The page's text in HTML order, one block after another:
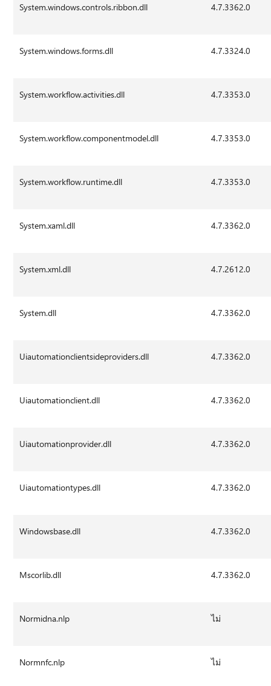
System.windows.controls.ribbon.dll 4.7.3362.0
System.windows.forms.dll 4.7.3324.0
System.workflow.activities.dll 4.7.3353.0
System.workflow.componentmodel.dll 4.7.3353.0
System.workflow.runtime.dll 4.7.3353.0
System.xaml.dll 4.7.3362.0
System.xml.dll 4.7.2612.0
System.dll 4.7.3362.0
Uiautomationclientsideproviders.dll 4.7.3362.0
Uiautomationclient.dll 4.7.3362.0
Uiautomationprovider.dll 4.7.3362.0
Uiautomationtypes.dll 4.7.3362.0
Windowsbase.dll 4.7.3362.0
Mscorlib.dll 4.7.3362.0
Normidna.nlp ไม่
Normnfc.nlp ไม่